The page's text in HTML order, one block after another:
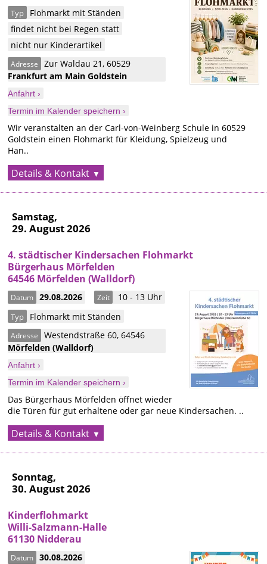
Typ
Flohmarkt mit Ständen
findet nicht bei Regen statt
nicht nur Kinderartikel
Adresse Zur Waldau 21,60529
Frankfurt am MainGoldstein
Anfahrt ›
Termin im Kalender speichern ›
Wir veranstalten an der Carl-von-Weinberg Schule in 60529
Goldstein einen Flohmarkt für Kleidung, Spielzeug und
Han..
Details & Kontakt
Samstag,
29. August 2026
4. städtischer Kindersachen Flohmarkt
Bürgerhaus Mörfelden
64546 Mörfelden (Walldorf)
Datum 29.08.2026 Zeit 10 - 13 Uhr
Typ Flohmarkt mit Ständen
Adresse Westendstraße 60,64546
Mörfelden(Walldorf)
Anfahrt ›
Termin im Kalender speichern ›
Das Bürgerhaus Mörfelden öffnet wieder
die Türen für gut erhaltene oder gar neue Kindersachen. ..
Details & Kontakt
Sonntag,
30. August 2026
Kinderflohmarkt
Willi-Salzmann-Halle
61130 Nidderau
Datum 30.08.2026